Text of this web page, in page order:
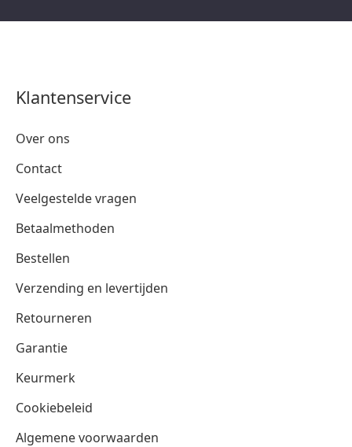
Klantenservice
Over ons
Contact
Veelgestelde vragen
Betaalmethoden
Bestellen
Verzending en levertijden
Retourneren
Garantie
Keurmerk
Cookiebeleid
Algemene voorwaarden